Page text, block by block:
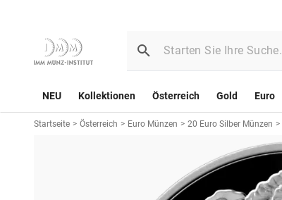
NEU Kollektionen Österreich Gold Euro
Startseite > Österreich > Euro Münzen > 20 Euro Silber Münzen >